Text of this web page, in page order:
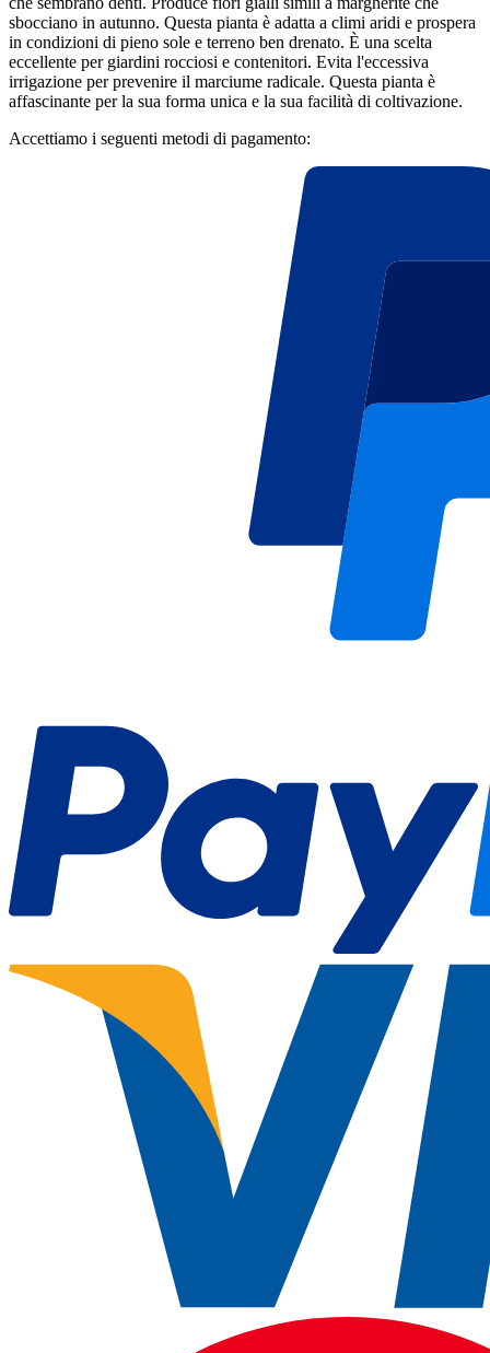
sbocciano in autunno. Questa pianta è adatta a climi aridi e prospera
in condizioni di pieno sole e terreno ben drenato. È una scelta
eccellente per giardini rocciosi e contenitori. Evita l'eccessiva
irrigazione per prevenire il marciume radicale. Questa pianta è
affascinante per la sua forma unica e la sua facilità di coltivazione.
Accettiamo i seguenti metodi di pagamento: